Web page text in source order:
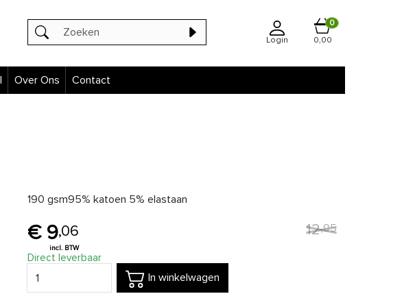
Login
0
0,00
Over Ons Contact
190 gsm95% katoen 5% elastaan
9,06 12,95
Direct leverbaar
In winkelwagen